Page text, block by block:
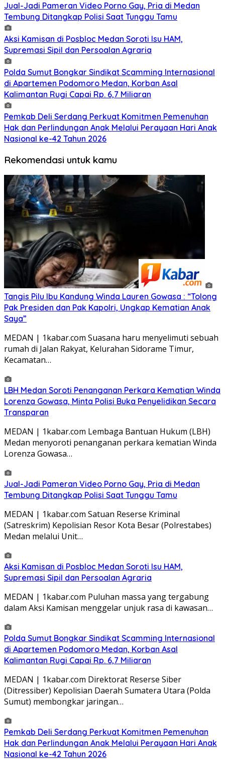
Jual-Jadi Pameran Video Porno Gay, Pria di Medan
Tembung Ditangkap Polisi Saat Tunggu Tamu
Aksi Kamisan di Posbloc Medan Soroti Isu HAM,
Supremasi Sipil dan Persoalan Agraria
Polda Sumut Bongkar Sindikat Scamming Internasional
di Apartemen Podomoro Medan, Korban Asal
Kalimantan Rugi Capai Rp. 6,7 Miliaran
Pemkab Deli Serdang Perkuat Komitmen Pemenuhan
Hak dan Perlindungan Anak Melalui Perayaan Hari Anak
Nasional ke-42 Tahun 2026
Rekomendasi untuk kamu
Tangis Pilu Ibu Kandung Winda Lauren Gowasa : “Tolong
Pak Presiden dan Pak Kapolri, Ungkap Kematian Anak
Saya”
MEDAN | 1kabar.com Suasana haru menyelimuti sebuah
rumah di Jalan Rakyat, Kelurahan Sidorame Timur,
Kecamatan…
‎LBH Medan Soroti Penanganan Perkara Kematian Winda
Lorenza Gowasa, Minta Polisi Buka Penyelidikan Secara
Transparan
MEDAN | 1kabar.com Lembaga Bantuan Hukum (LBH)
Medan menyoroti penanganan perkara kematian Winda
Lorenza Gowasa…
Jual-Jadi Pameran Video Porno Gay, Pria di Medan
Tembung Ditangkap Polisi Saat Tunggu Tamu
MEDAN | 1kabar.com Satuan Reserse Kriminal
(Satreskrim) Kepolisian Resor Kota Besar (Polrestabes)
Medan melalui Unit…
Aksi Kamisan di Posbloc Medan Soroti Isu HAM,
Supremasi Sipil dan Persoalan Agraria
MEDAN | 1kabar.com Puluhan massa yang tergabung
dalam Aksi Kamisan menggelar unjuk rasa di kawasan…
Polda Sumut Bongkar Sindikat Scamming Internasional
di Apartemen Podomoro Medan, Korban Asal
Kalimantan Rugi Capai Rp. 6,7 Miliaran
MEDAN | 1kabar.com Direktorat Reserse Siber
(Ditressiber) Kepolisian Daerah Sumatera Utara (Polda
Sumut) membongkar jaringan…
Pemkab Deli Serdang Perkuat Komitmen Pemenuhan
Hak dan Perlindungan Anak Melalui Perayaan Hari Anak
Nasional ke-42 Tahun 2026